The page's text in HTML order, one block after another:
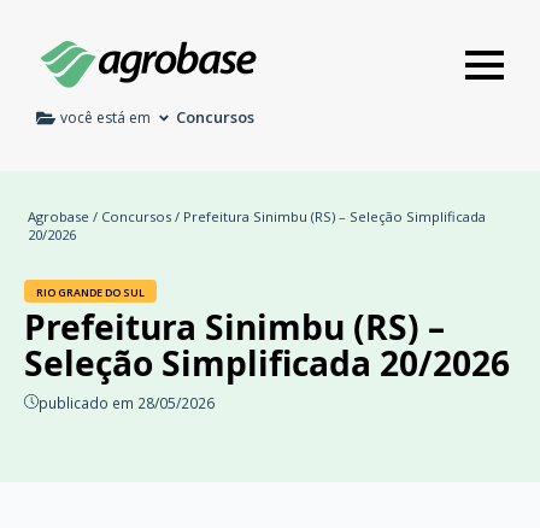
você está em Concursos
Agrobase / Concursos / Prefeitura Sinimbu (RS) – Seleção Simplificada
20/2026
RIO GRANDE DO SUL
Prefeitura Sinimbu (RS) –
Seleção Simplificada 20/2026
publicado em 28/05/2026